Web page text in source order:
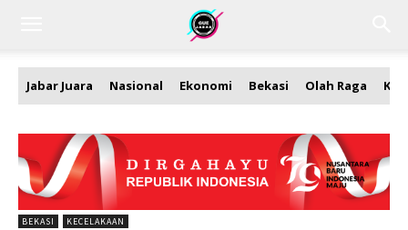
Jabar Juara Nasional Ekonomi Bekasi Olah Raga
BEKASI KECELAKAAN